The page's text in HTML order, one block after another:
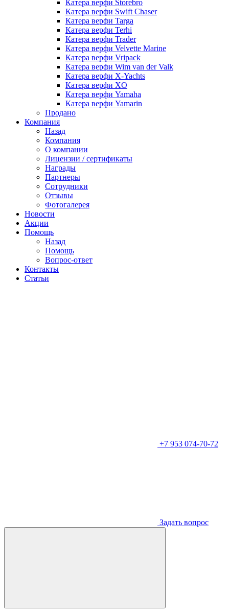
Катера верфи Storebro
Катера верфи Swift Chaser
Катера верфи Targa
Катера верфи Terhi
Катера верфи Trader
Катера верфи Velvette Marine
Катера верфи Vripack
Катера верфи Wim van der Valk
Катера верфи X-Yachts
Катера верфи XO
Катера верфи Yamaha
Катера верфи Yamarin
Продано
Компания
Назад
Компания
О компании
Лицензии / сертификаты
Награды
Партнеры
Сотрудники
Отзывы
Фотогалерея
Новости
Акции
Помощь
Назад
Помощь
Вопрос-ответ
Контакты
Статьи
+7 953 074-70-72
Задать вопрос